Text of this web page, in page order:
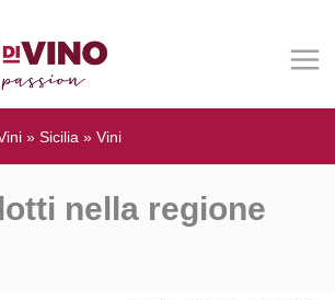
» Sicilia » Vini
nella regione